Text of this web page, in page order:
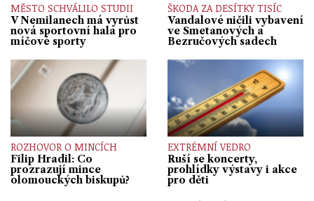
MĚSTO SCHVÁLILO STUDII
V Nemilanech má vyrůst
nová sportovní hala pro
míčové sporty
ŠKODA ZA DESÍTKY TISÍC
Vandalové ničili vybavení
ve Smetanových a
Bezručových sadech
ROZHOVOR O MINCÍCH
Filip Hradil: Co
prozrazují mince
olomouckých biskupů?
EXTRÉMNÍ VEDRO
Ruší se koncerty,
prohlídky výstavy i akce
pro děti